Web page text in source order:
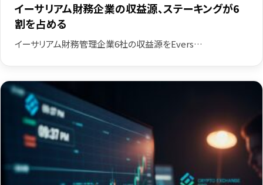
イーサリアム財務企業の収益源、ステーキングが6
割を占める
イーサリアム財務管理企業6社の収益源をEvers…